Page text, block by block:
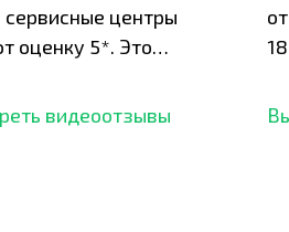
центры
оценку 5*. Это
видеоотзывы